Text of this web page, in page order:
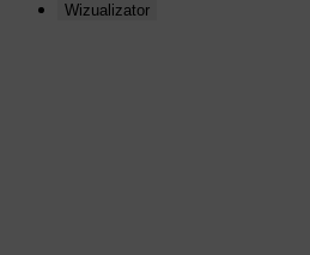
Wizualizator